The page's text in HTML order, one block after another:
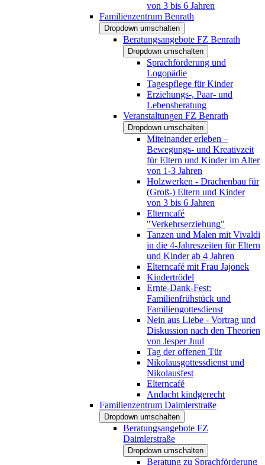
von 3 bis 6 Jahren
Familienzentrum Benrath
Dropdown umschalten
Beratungsangebote FZ Benrath
Dropdown umschalten
Sprachförderung und
Logopädie
Tagespflege für Kinder
Erziehungs-, Paar- und
Lebensberatung
Veranstaltungen FZ Benrath
Dropdown umschalten
Miteinander erleben –
Bewegungs- und Kreativzeit
für Eltern und Kinder im Alter
von 1-3 Jahren
Holzwerken - Drachenbau für
(Groß-) Eltern und Kinder
von 3 bis 6 Jahren
Elterncafé
"Verkehrserziehung"
Tanzen und Malen mit Vivaldi
in die 4-Jahreszeiten für Eltern
und Kinder ab 4 Jahren
Elterncafé mit Frau Jajonek
Kindertrödel
Ernte-Dank-Fest:
Familienfrühstück und
Familiengottesdienst
Nein aus Liebe - Vortrag und
Diskussion nach den Theorien
von Jesper Juul
Tag der offenen Tür
Nikolausgottessdienst und
Nikolausfest
Elterncafé
Andacht kindgerecht
Familienzentrum Daimlerstraße
Dropdown umschalten
Beratungsangebote FZ
Daimlerstraße
Dropdown umschalten
Beratung zu Sprachförderung